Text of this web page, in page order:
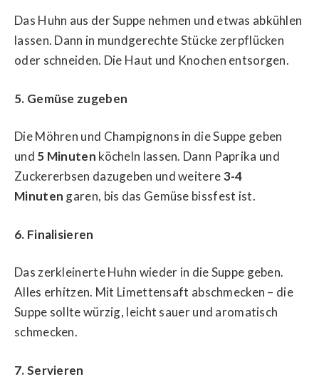
Das Huhn aus der Suppe nehmen und etwas abkühlen
lassen. Dann in mundgerechte Stücke zerpflücken
oder schneiden. Die Haut und Knochen entsorgen.
5. Gemüse zugeben
Die Möhren und Champignons in die Suppe geben
und 5 Minuten köcheln lassen. Dann Paprika und
Zuckererbsen dazugeben und weitere3-4
Minuten garen, bis das Gemüse bissfest ist.
6. Finalisieren
Das zerkleinerte Huhn wieder in die Suppe geben.
Alles erhitzen. Mit Limettensaft abschmecken – die
Suppe sollte würzig, leicht sauer und aromatisch
schmecken.
7. Servieren